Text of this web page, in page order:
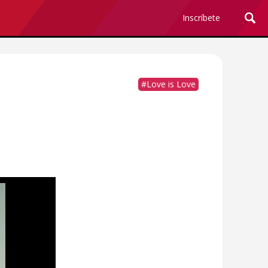
Inscríbete
#Love is Love